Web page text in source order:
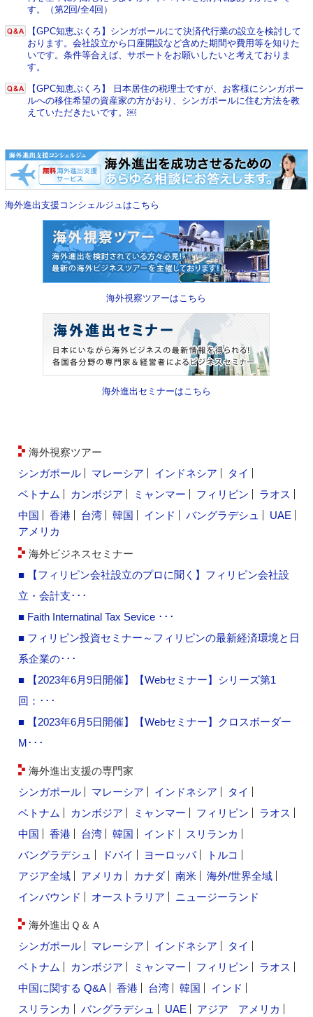
す。（第2回/全4回）
【GPC知恵ぶくろ】シンガポールにて決済代行業の設立を検討して
おります。会社設立から口座開設など含めた期間や費用等を知りた
いです。条件等合えば、サポートをお願いしたいと考えておりま
す。
【GPC知恵ぶくろ】 日本居住の税理士ですが、お客様にシンガポー
ルへの移住希望の資産家の方がおり、シンガポールに住む方法を教
えていただきたいです。￼
海外進出支援コンシェルジュはこちら
海外視察ツアーはこちら
海外進出セミナーはこちら
海外視察ツアー
シンガポール
マレーシア インドネシア
タイ
ベトナム
カンボジア ミャンマー フィリピン
ラオス
中国
香港 台湾 韓国 インド バングラデシュ
UAE
アメリカ
海外ビジネスセミナー
■ 【フィリピン会社設立のプロに聞く】フィリピン会社設
立・会計支･･･
■ Faith Internatinal Tax Sevice ･･･
■ フィリピン投資セミナー～フィリピンの最新経済環境と日
系企業の･･･
■ 【2023年6月9日開催】【Webセミナー】シリーズ第1
回：･･･
■ 【2023年6月5日開催】【Webセミナー】クロスボーダー
M･･･
海外進出支援の専門家
シンガポール
マレーシア インドネシア
タイ
ベトナム
カンボジア ミャンマー フィリピン
ラオス
中国
香港 台湾 韓国 インド
スリランカ
バングラデシュ
ドバイ ヨーロッパ
トルコ
アジア全域
アメリカ カナダ 南米
海外/世界全域
インバウンド
オーストラリア ニュージーランド
海外進出Ｑ＆Ａ
シンガポール
マレーシア インドネシア
タイ
ベトナム
カンボジア ミャンマー フィリピン
ラオス
中国に関する Q&A
香港 台湾 韓国
インド
スリランカ
バングラデシュ UAE アジア アメリカ